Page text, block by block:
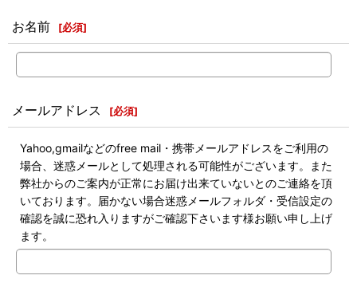
お名前 [必須]
メールアドレス [必須]
Yahoo,gmailなどのfree mail・携帯メールアドレスをご利用の
場合、迷惑メールとして処理される可能性がございます。また
弊社からのご案内が正常にお届け出来ていないとのご連絡を頂
いております。届かない場合迷惑メールフォルダ・受信設定の
確認を誠に恐れ入りますがご確認下さいます様お願い申し上げ
ます。